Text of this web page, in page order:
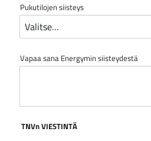
Pukutilojen siisteys
Vapaa sana Energymin siisteydestä
TNVn VIESTINTÄ